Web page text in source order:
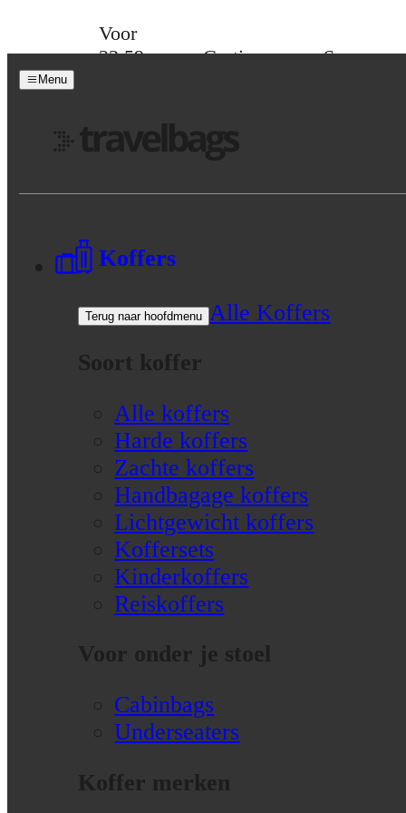
Voor
23:59
Gratis
Spaar
Menu
Koffers
Terug naar hoofdmenu
Alle Koffers
Soort koffer
Alle koffers
Harde koffers
Zachte koffers
Handbagage koffers
Lichtgewicht koffers
Koffersets
Kinderkoffers
Reiskoffers
Voor onder je stoel
Cabinbags
Underseaters
Koffer merken